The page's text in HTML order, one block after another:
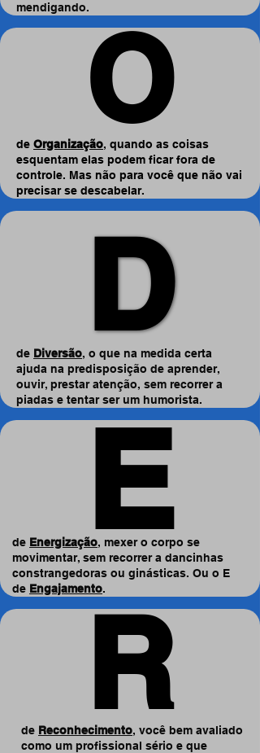
mendigando.
O
O
de Organização, quando as coisas
esquentam elas podem ficar fora de
controle. Mas não para você que não vai
precisar se descabelar.
D
D
de Diversão, o que na medida certa
ajuda na predisposição de aprender,
ouvir, prestar atenção, sem recorrer a
piadas e tentar ser um humorista.
E
E
de Energização, mexer o corpo se
movimentar, sem recorrer a dancinhas
constrangedoras ou ginásticas. Ou o E
de Engajamento.
R
R
de Reconhecimento, você bem avaliado
como um profissional sério e que